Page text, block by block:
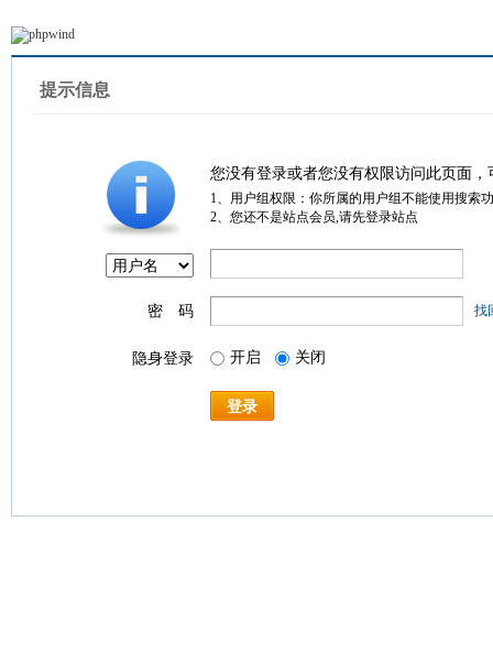
提示信息
您没有登录或者您没有权限访问此页面
1、用户组权限：你所属的用户组不能使用搜索
2、您还不是站点会员,请先登录站点
密 码 找
隐身登录 开启 关闭
登录